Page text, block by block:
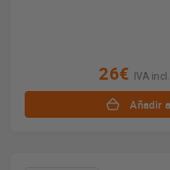
26€ IVA
Añadir